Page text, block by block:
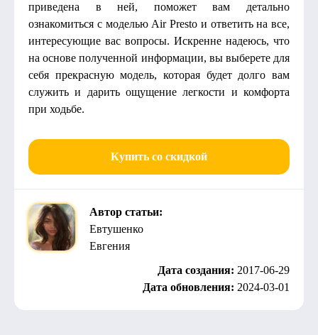
приведена в ней, поможет вам детально
ознакомиться с моделью Air Presto и ответить на все,
интересующие вас вопросы. Искренне надеюсь, что
на основе полученной информации, вы выберете для
себя прекрасную модель, которая будет долго вам
служить и дарить ощущение легкости и комфорта
при ходьбе.
Купить со скидкой
Автор статьи:
Евтушенко
Евгения
Дата создания: 2017-06-29
Дата обновления: 2024-03-01